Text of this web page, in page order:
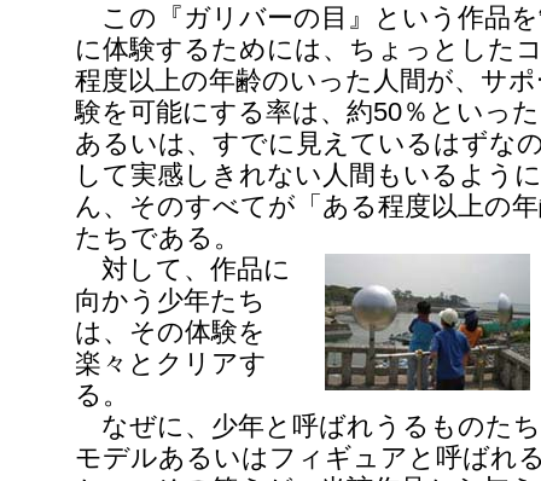
この『ガリバーの目』という作品
に体験するためには、ちょっとした
程度以上の年齢のいった人間が、サ
験を可能にする率は、約50％といっ
あるいは、すでに見えているはずな
して実感しきれない人間もいるよう
ん、そのすべてが「ある程度以上の
たちである。
対して、作品に
向かう少年たち
は、その体験を
楽々とクリアす
る。
なぜに、少年と呼ばれうるものた
モデルあるいはフィギュアと呼ばれ